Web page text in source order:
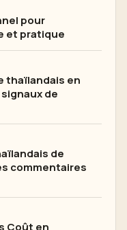
pour
et pratique
thaïlandais en
de
de
commentaires
Coût en